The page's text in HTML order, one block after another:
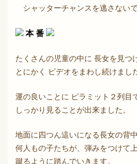
シャッターチャンスを逃さない
本 番
たくさんの児童の中に 長女を見つ
とにかく ビデオをまわし続けまし
運の良いことに ピラミット２列目
しっかり見ることが出来ました。
地面に四つん這いになる長女の背
何人もの子たちが、弾みをつけて
蹴るように踏んでいきます。